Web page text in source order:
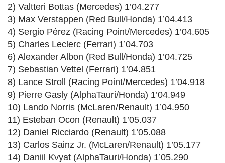
2) Valtteri Bottas (Mercedes) 1’04.277
3) Max Verstappen (Red Bull/Honda) 1’04.413
4) Sergio Pérez (Racing Point/Mercedes) 1’04.605
5) Charles Leclerc (Ferrari) 1’04.703
6) Alexander Albon (Red Bull/Honda) 1’04.725
7) Sebastian Vettel (Ferrari) 1’04.851
8) Lance Stroll (Racing Point/Mercedes) 1’04.918
9) Pierre Gasly (AlphaTauri/Honda) 1’04.949
10) Lando Norris (McLaren/Renault) 1’04.950
11) Esteban Ocon (Renault) 1’05.037
12) Daniel Ricciardo (Renault) 1’05.088
13) Carlos Sainz Jr. (McLaren/Renault) 1’05.177
14) Daniil Kvyat (AlphaTauri/Honda) 1’05.290